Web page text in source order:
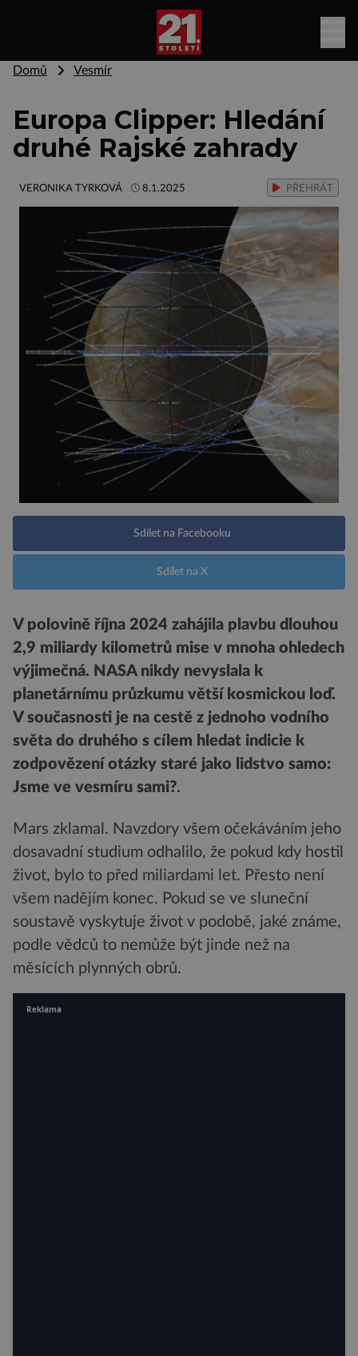
Domů Vesmír
Europa Clipper: Hledání
druhé Rajské zahrady
VERONIKA TYRKOVÁ 8.1.2025 PŘEHRÁT
Sdílet na Facebooku
Sdílet na X
V polovině října 2024 zahájila plavbu dlouhou
2,9 miliardy kilometrů mise v mnoha ohledech
výjimečná. NASA nikdy nevyslala k
planetárnímu průzkumu větší kosmickou loď.
V současnosti je na cestě z jednoho vodního
světa do druhého s cílem hledat indicie k
zodpovězení otázky staré jako lidstvo samo:
Jsme ve vesmíru sami?.
Mars zklamal. Navzdory všem očekáváním jeho
dosavadní studium odhalilo, že pokud kdy hostil
život, bylo to před miliardami let. Přesto není
všem nadějím konec. Pokud se ve sluneční
soustavě vyskytuje život v podobě, jaké známe,
podle vědců to nemůže být jinde než na
měsících plynných obrů.
Reklama